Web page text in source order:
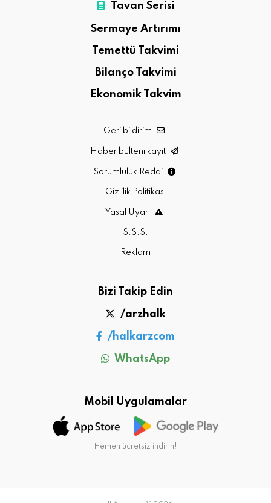
Tavan Serisi
Sermaye Artırımı
Temettü Takvimi
Bilanço Takvimi
Ekonomik Takvim
Geri bildirim
Haber bülteni kayıt
Sorumluluk Reddi
Gizlilik Politikası
Yasal Uyarı
S.S.S.
Reklam
Bizi Takip Edin
/arzhalk
/halkarzcom
WhatsApp
Mobil Uygulamalar
Hemen ücretsiz indirin!